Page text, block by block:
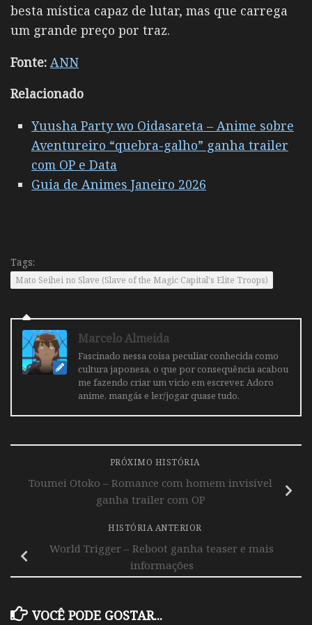
besta mística capaz de lutar, mas que carrega
um grande preço por traz.
Fonte: ANN
Relacionado
Yuusha Party wo Oidasareta – Anime sobre
Aventureiro “quebra-galho” ganha trailer
com OP e Data
Guia de Animes Janeiro 2026
Tags:
Mato Seihei no Slave (Slave of the Magic Capital's Elite Troops)
Marcelo Almeida
Fascinado nessa coisa peculiar conhecida como
cultura japonesa, o que por consequência acabou
me fazendo criar um vicio em escrever. Adoro
anime, mangás e ler/jogar quase tudo.
PRÓXIMO HISTÓRIA
Toumei Otoko – Romance com homem invisível
ganha trailer com OP
HISTÓRIA ANTERIOR
World Trigger – Reboot ganha teaser e mais
informações
VOCÊ PODE GOSTAR...